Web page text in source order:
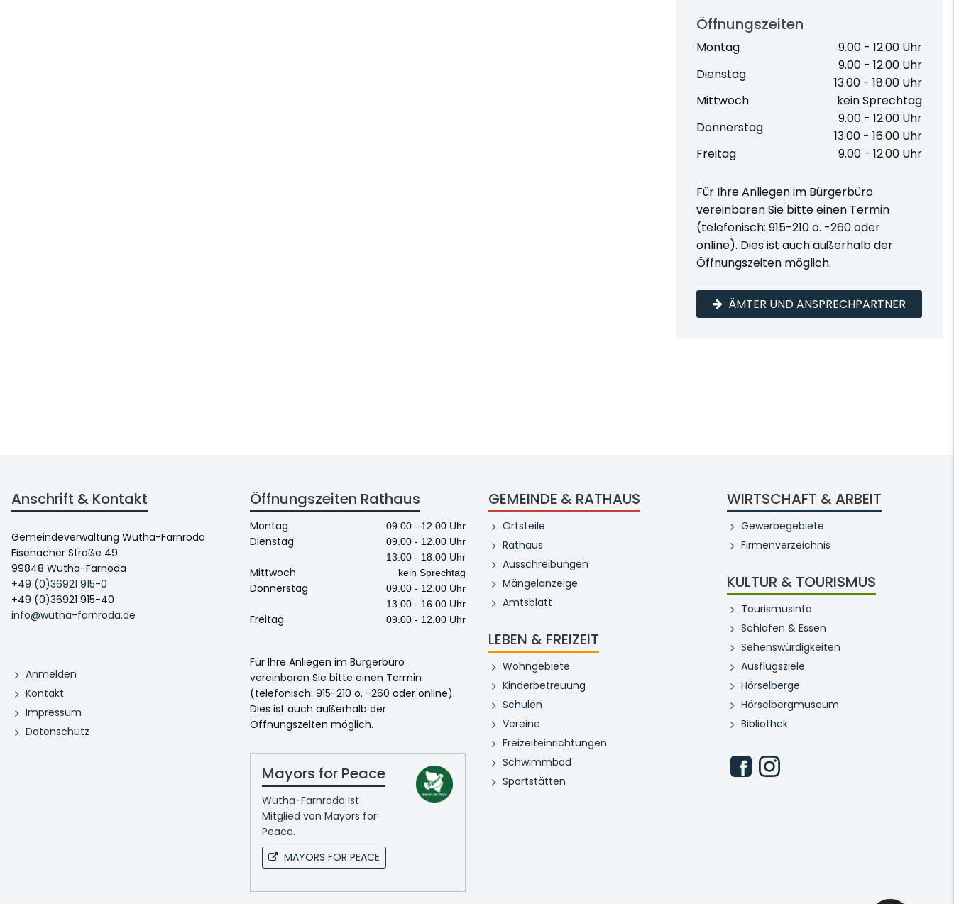
Öffnungszeiten
Montag
9.00 - 12.00 Uhr
Dienstag
9.00 - 12.00 Uhr
13.00 - 18.00 Uhr
Mittwoch
kein Sprechtag
Donnerstag
9.00 - 12.00 Uhr
13.00 - 16.00 Uhr
Freitag
9.00 - 12.00 Uhr
Für Ihre Anliegen im Bürgerbüro
vereinbaren Sie bitte einen Termin
(telefonisch: 915-210 o. -260 oder
online). Dies ist auch außerhalb der
Öffnungszeiten möglich.
ÄMTER UND ANSPRECHPARTNER
Anschrift & Kontakt
Gemeindeverwaltung Wutha-Farnroda
Eisenacher Straße 49
99848 Wutha-Farnoda
+49 (0)36921 915-0
+49 (0)36921 915-40
info@wutha-farnroda.de
Anmelden
Kontakt
Impressum
Datenschutz
Öffnungszeiten Rathaus
Montag 09.00 - 12.00 Uhr
Dienstag
09.00 - 12.00 Uhr
13.00 - 18.00 Uhr
Mittwoch kein Sprechtag
Donnerstag
09.00 - 12.00 Uhr
13.00 - 16.00 Uhr
Freitag 09.00 - 12.00 Uhr
Für Ihre Anliegen im Bürgerbüro
vereinbaren Sie bitte einen Termin
(telefonisch: 915-210 o. -260 oder online).
Dies ist auch außerhalb der
Öffnungszeiten möglich.
Mayors for Peace
Wutha-Farnroda ist
Mitglied von Mayors for
Peace.
MAYORS FOR PEACE
GEMEINDE & RATHAUS
Ortsteile
Rathaus
Ausschreibungen
Mängelanzeige
Amtsblatt
LEBEN & FREIZEIT
Wohngebiete
Kinderbetreuung
Schulen
Vereine
Freizeiteinrichtungen
Schwimmbad
Sportstätten
WIRTSCHAFT & ARBEIT
Gewerbegebiete
Firmenverzeichnis
KULTUR & TOURISMUS
Tourismusinfo
Schlafen & Essen
Sehenswürdigkeiten
Ausflugsziele
Hörselberge
Hörselbergmuseum
Bibliothek